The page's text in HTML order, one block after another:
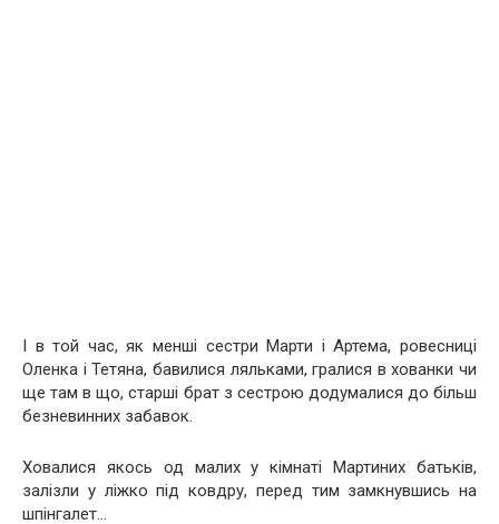
І в той час, як менші сестри Марти і Артема, ровесниці
Оленка і Тетяна, бавилися ляльками, гралися в хованки чи
ще там в що, старші брат з сестрою додумалися до більш
безневинних забавок.
Ховалися якось од малих у кімнаті Мартиних батьків,
залізли у ліжко під ковдру, перед тим замкнувшись на
шпінгалет…